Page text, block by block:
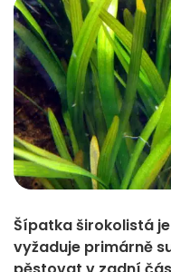
Šípatka širokolistá
vyžaduje primárně